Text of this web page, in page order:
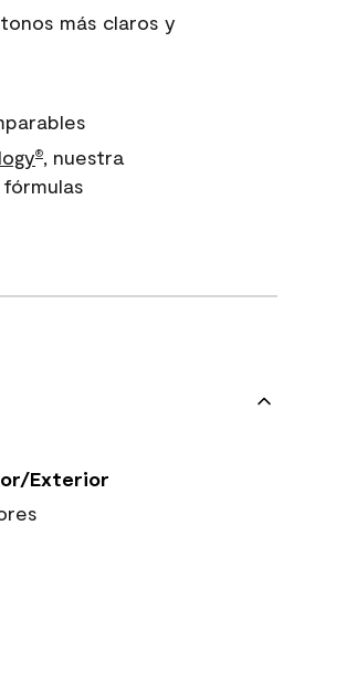
más claros y
®, nuestra
Exterior